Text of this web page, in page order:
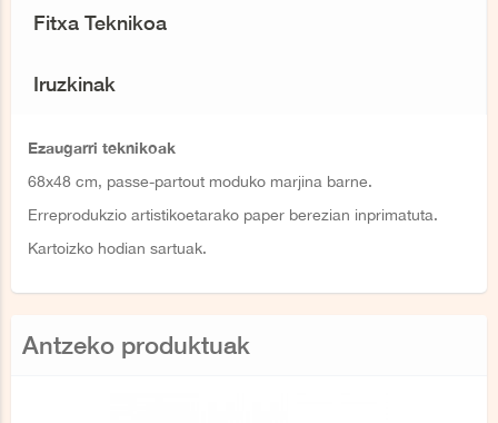
Fitxa Teknikoa
Iruzkinak
Ezaugarri teknikoak
68x48 cm, passe-partout moduko marjina barne.
Erreprodukzio artistikoetarako paper berezian inprimatuta.
Kartoizko hodian sartuak.
Antzeko produktuak